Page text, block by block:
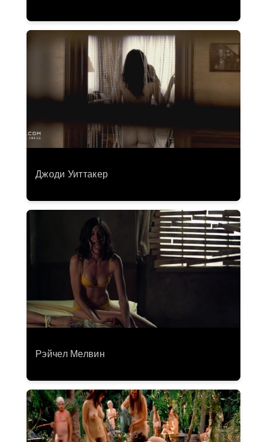
Джоди Уиттакер
Рэйчел Мелвин